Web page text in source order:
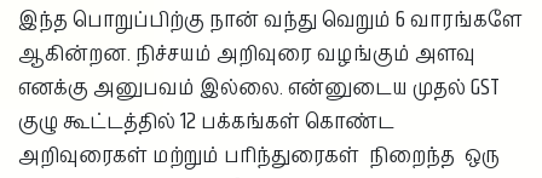
இந்த பொறுப்பிற்கு நான் வந்து வெறும் 6 வாரங்களே
ஆகின்றன. நிச்சயம் அறிவுரை வழங்கும் அளவு
எனக்கு அனுபவம் இல்லை. என்னுடைய முதல் GST
குழு கூட்டத்தில் 12 பக்கங்கள் கொண்ட
அறிவுரைகள் மற்றும் பரிந்துரைகள் நிறைந்த ஒரு